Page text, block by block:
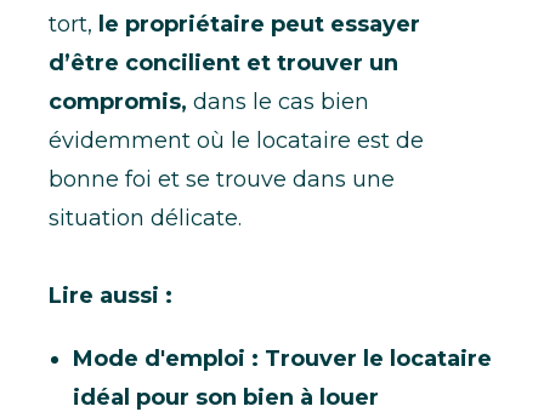
tort, le propriétaire peut essayer
d’être concilient et trouver un
compromis, dans le cas bien
évidemment où le locataire est de
bonne foi et se trouve dans une
situation délicate.
Lire aussi :
Mode d'emploi : Trouver le locataire
idéal pour son bien à louer